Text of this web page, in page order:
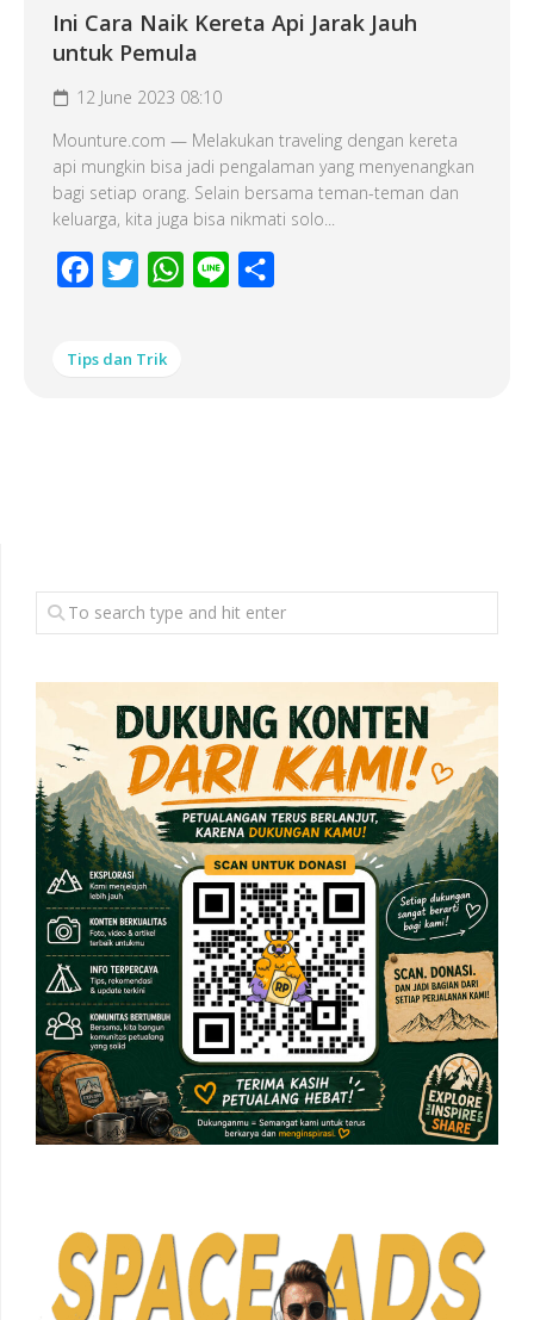
Ini Cara Naik Kereta Api Jarak Jauh
untuk Pemula
12 June 2023 08:10
Mounture.com — Melakukan traveling dengan kereta
api mungkin bisa jadi pengalaman yang menyenangkan
bagi setiap orang. Selain bersama teman-teman dan
keluarga, kita juga bisa nikmati solo...
Facebook
Twitter WhatsApp
Line
Tips dan Trik